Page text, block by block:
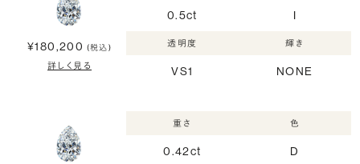
¥180,200 (税込)
詳しく見る
0.5ct I
透明度
VS1
輝き
NONE
重さ
0.42ct
色
D